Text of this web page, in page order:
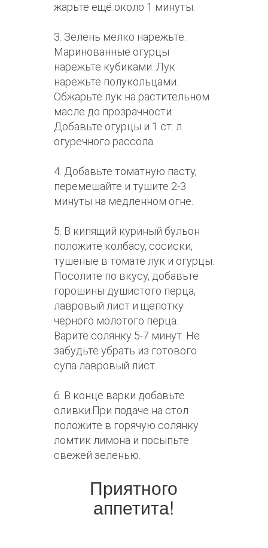
жарьте ещё около 1 минуты.
3. Зелень мелко нарежьте.
Маринованные огурцы
нарежьте кубиками. Лук
нарежьте полукольцами.
Обжарьте лук на растительном
масле до прозрачности.
Добавьте огурцы и 1 ст. л.
огуречного рассола.
4. Добавьте томатную пасту,
перемешайте и тушите 2-3
минуты на медленном огне.
5. В кипящий куриный бульон
положите колбасу, сосиски,
тушеные в томате лук и огурцы.
Посолите по вкусу, добавьте
горошины душистого перца,
лавровый лист и щепотку
черного молотого перца.
Варите солянку 5-7 минут. Не
забудьте убрать из готового
супа лавровый лист.
6. В конце варки добавьте
оливки.При подаче на стол
положите в горячую солянку
ломтик лимона и посыпьте
свежей зеленью.
Приятного
аппетита!